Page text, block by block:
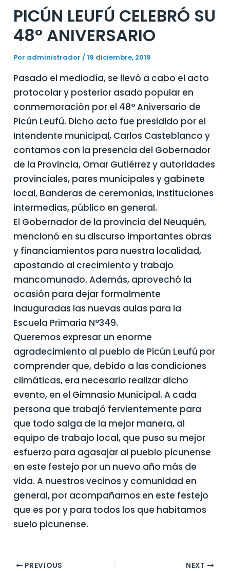
PICÚN LEUFÚ CELEBRÓ SU
48° ANIVERSARIO
Por administrador/19 diciembre, 2019
Pasado el mediodía, se llevó a cabo el acto
protocolar y posterior asado popular en
conmemoración por el 48° Aniversario de
Picún Leufú. Dicho acto fue presidido por el
Intendente municipal, Carlos Casteblanco y
contamos con la presencia del Gobernador
de la Provincia, Omar Gutiérrez y autoridades
provinciales, pares municipales y gabinete
local, Banderas de ceremonias, instituciones
intermedias, público en general.
El Gobernador de la provincia del Neuquén,
mencionó en su discurso importantes obras
y financiamientos para nuestra localidad,
apostando al crecimiento y trabajo
mancomunado. Además, aprovechó la
ocasión para dejar formalmente
inauguradas las nuevas aulas para la
Escuela Primaria N°349.
Queremos expresar un enorme
agradecimiento al pueblo de Picún Leufú por
comprender que, debido a las condiciones
climáticas, era necesario realizar dicho
evento, en el Gimnasio Municipal. A cada
persona que trabajó fervientemente para
que todo salga de la mejor manera, al
equipo de trabajo local, que puso su mejor
esfuerzo para agasajar al pueblo picunense
en este festejo por un nuevo año más de
vida. A nuestros vecinos y comunidad en
general, por acompañarnos en este festejo
que es por y para todos los que habitamos
suelo picunense.
PREVIOUS NEXT